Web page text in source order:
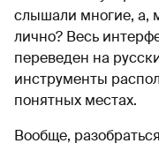
слышали многие, а,
лично? Весь
переведен на
инструменты
понятных местах.
Вообще,